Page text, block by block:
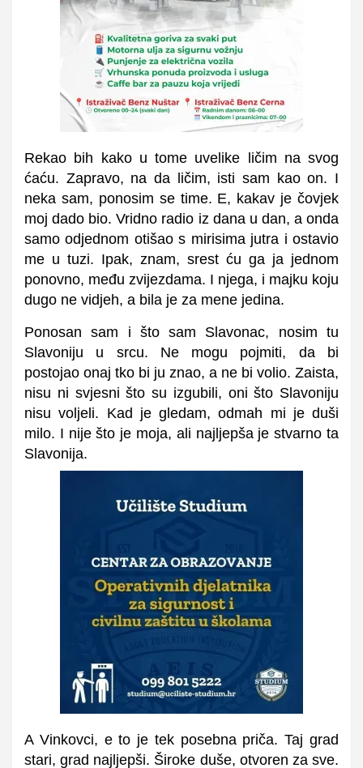
Rekao bih kako u tome uvelike ličim na svog
ćaću. Zapravo, na da ličim, isti sam kao on. I
neka sam, ponosim se time. E, kakav je čovjek
moj dado bio. Vridno radio iz dana u dan, a onda
samo odjednom otišao s mirisima jutra i ostavio
me u tuzi. Ipak, znam, srest ću ga ja jednom
ponovno, među zvijezdama. I njega, i majku koju
dugo ne vidjeh, a bila je za mene jedina.
Ponosan sam i što sam Slavonac, nosim tu
Slavoniju u srcu. Ne mogu pojmiti, da bi
postojao onaj tko bi ju znao, a ne bi volio. Zaista,
nisu ni svjesni što su izgubili, oni što Slavoniju
nisu voljeli. Kad je gledam, odmah mi je duši
milo. I nije što je moja, ali najljepša je stvarno ta
Slavonija.
A Vinkovci, e to je tek posebna priča. Taj grad
stari, grad najljepši. Široke duše, otvoren za sve.